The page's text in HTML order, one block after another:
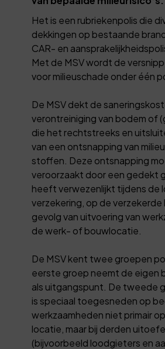
Het is een rubriekenpolis die
dekkingen op bestaande
CAR- en
Met de MSV wordt de
voor milieuschade onder één
De MSV dekt de
verontreiniging van bodem of
die het rechtstreeks en
van een ontsnapping van
stoffen. Deze ontsnapping
veroorzaakt door een gedekt
heeft verwezenlijkt tijdens de
verzekering, op de
gevolg van uitvoering van
de werk- of bouwlocatie.
De MSV kent twee groepen
eerste groep neemt de eigen
als uitgangspunt. De tweede
is speciaal toegesneden op
werkzaamheden niet primair
locatie, maar bij derden
(bijvoorbeeld loodgieters en